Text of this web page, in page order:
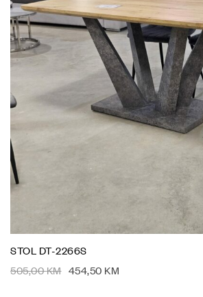
STOL DT-2266S
505,00KM 454,50 KM